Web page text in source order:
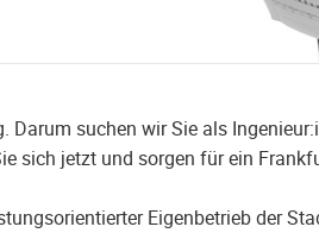
suchen wir Sie als
sich jetzt und sorgen für ein
Eigenbetrieb der